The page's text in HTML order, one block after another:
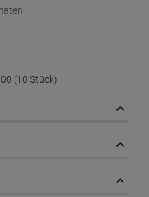
(10 Stück)